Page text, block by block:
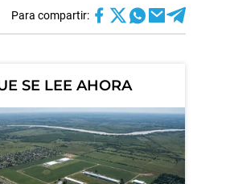
Para compartir:
SE LEE AHORA